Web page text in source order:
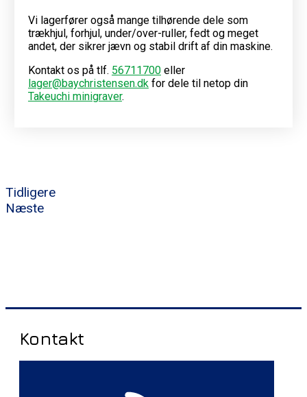
Vi lagerfører også mange tilhørende dele som
trækhjul, forhjul, under/over-ruller, fedt og meget
andet, der sikrer jævn og stabil drift af din maskine.
Kontakt os på tlf. 56711700eller
lager@baychristensen.dkfor dele til netop din
Takeuchi minigraver.
Tidligere
Næste
Kontakt